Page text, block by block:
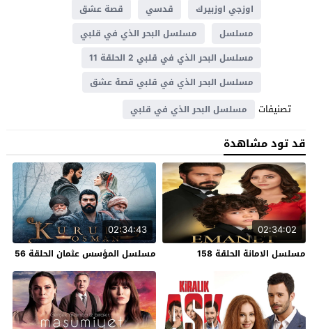
اوزجي اوزبيرك
قدسي
قصة عشق
مسلسل
مسلسل البحر الذي في قلبي
مسلسل البحر الذي في قلبي 2 الحلقة 11
مسلسل البحر الذي في قلبي قصة عشق
تصنيفات مسلسل البحر الذي في قلبي
قد تود مشاهدة
02:34:02
مسلسل الامانة الحلقة 158
02:34:43
مسلسل المؤسس عثمان الحلقة 56